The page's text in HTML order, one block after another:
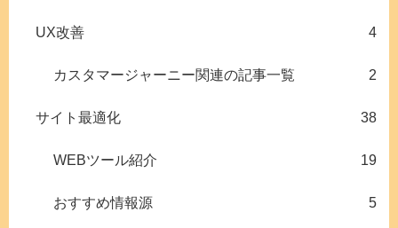
UX改善 4
カスタマージャーニー関連の記事一覧 2
サイト最適化 38
WEBツール紹介 19
おすすめ情報源 5